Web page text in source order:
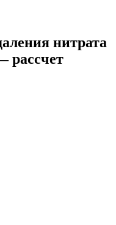
нитрата
рассчет